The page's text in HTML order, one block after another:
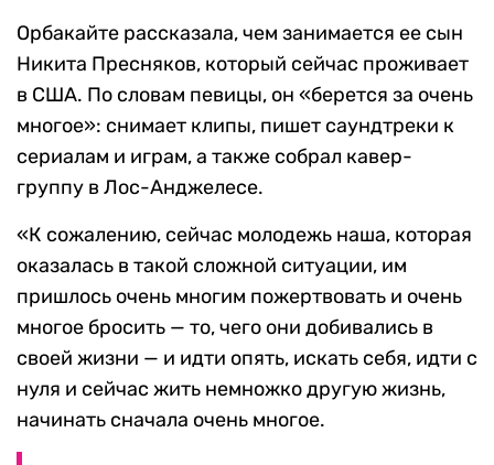
Орбакайте рассказала, чем занимается ее сын
Никита Пресняков, который сейчас проживает
в США. По словам певицы, он «берется за очень
многое»: снимает клипы, пишет саундтреки к
сериалам и играм, а также собрал кавер-
группу в Лос-Анджелесе.
«К сожалению, сейчас молодежь наша, которая
оказалась в такой сложной ситуации, им
пришлось очень многим пожертвовать и очень
многое бросить — то, чего они добивались в
своей жизни — и идти опять, искать себя, идти с
нуля и сейчас жить немножко другую жизнь,
начинать сначала очень многое.